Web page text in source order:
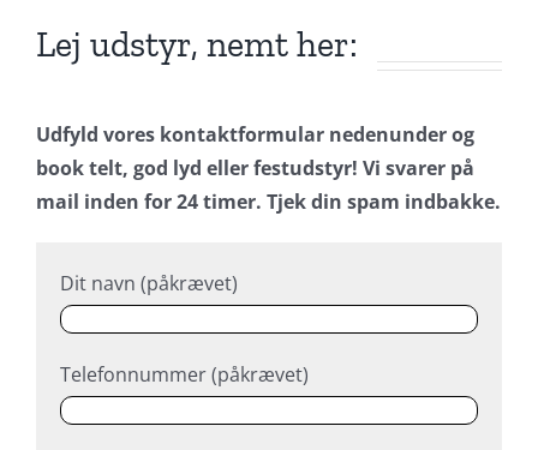
Lej udstyr, nemt her:
Udfyld vores kontaktformular nedenunder og
book telt, god lyd eller festudstyr! Vi svarer på
mail inden for 24 timer. Tjek din spam indbakke.
Dit navn (påkrævet)
Telefonnummer (påkrævet)